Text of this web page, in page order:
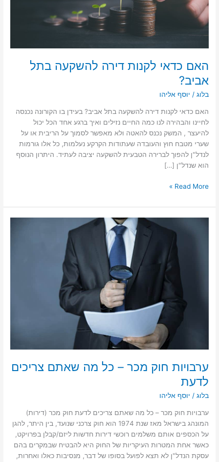
האם כדאי לקנות דירה להשקעה בתל
אביב?
בלוג / יוסף אליהו
האם כדאי לקנות דירה להשקעה בתל אביב? בעידן בו הקורונה נכנסה
לחיינו והבהירה לנו כמה החיים נזילים ואיך ברגע אחד הכל יכול
להיעצר , המשק נכנס להאטה ולא מאפשר לסמוך על הריבית או על
שערי מטבח חוץ והעובדה שעתודות הקרקע נעלמות, כל אלו גורמות
לנדל"ן להפוך לברירה הטבעית להשקעה יציבה לעתיד. היתרון הנוסף
הוא שנדל"ן […]
Read More »
ערבויות חוק מכר – כל מה שאתם צריכים
לדעת
בלוג / יוסף אליהו
ערבויות חוק מכר – כל מה שאתם צריכים לדעת חוק מכר (דירות)
המונהג בישראל מאז שנת 1974 הוא חוק צרכני שנועד, בין היתר, להגן
על הכספים אותם משלמים רוכשי דירות חדשות ליזם/קבלן בפרויקט,
כאשר אחת המטרות העיקריות של החוק היא להבטיח שבמקרים בהם
עסקת הנדל"ן לא תצא לפועל בסופו של דבר, מנסיבות כאלו ואחרות,